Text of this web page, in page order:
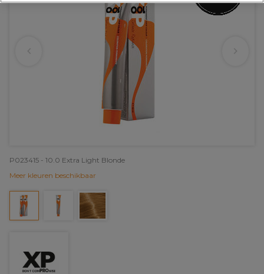
P023415 - 10.0 Extra Light Blonde
Meer kleuren beschikbaar